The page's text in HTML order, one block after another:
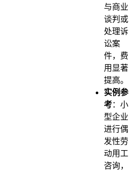
与商业
谈判或
处理诉
讼案
件，费
用显著
提高。
实例参
考：小
型企业
进行偶
发性劳
动用工
咨询，